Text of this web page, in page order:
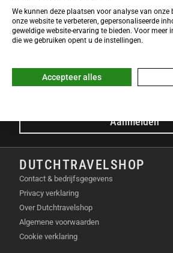
NIEUWSBRIEF
Meld je nu gratis aan voor de DTS-
E-mailadres
Aanmelden
DUTCHTRAVELSHOP
Contact & bedrijfsgegevens
Privacy verklaring
Over Dutchtravelshop
Algemene voorwaarden
Cookie verklaring
We kunnen deze plaatsen voor analyse van onze
onze website te verbeteren, gepersonaliseerde
geweldige website-ervaring te bieden. Voor meer
die we gebruiken opent u de instellingen.
Accepteer alles